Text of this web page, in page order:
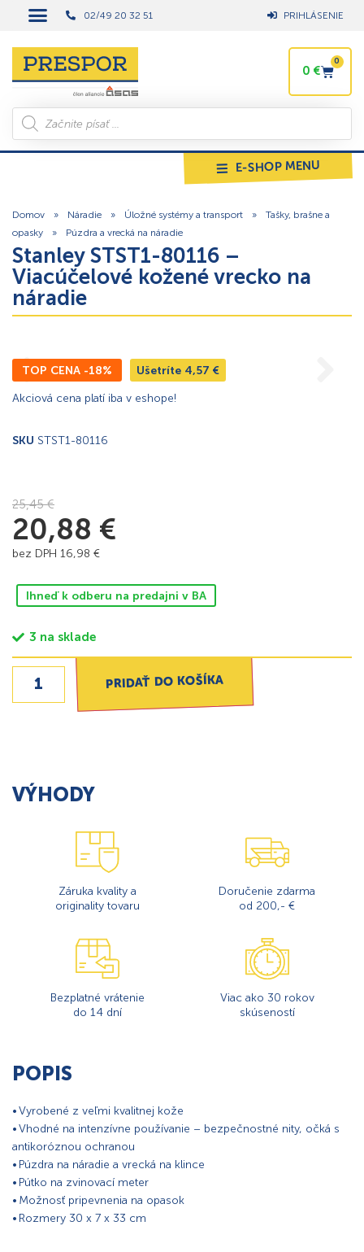
02/49 20 32 51 PRIHLÁSENIE
0 €
0
E-SHOP MENU
Domov » Náradie » Úložné systémy a transport »
Tašky, brašne a
opasky
» Púzdra a vrecká na náradie
Stanley STST1-80116 –
Viacúčelové kožené vrecko na
náradie
TOP CENA -18% Ušetríte 4,57 €
Akciová cena platí iba v eshope!
SKU STST1-80116
25,45€
20,88 €
bez DPH 16,98 €
Ihneď k odberu na predajni v BA
3 na sklade
PRIDAŤ DO KOŠÍKA
VÝHODY
Záruka kvality a
originality tovaru
Doručenie zdarma
od 200,- €
Bezplatné vrátenie
do 14 dní
Viac ako 30 rokov
skúseností
POPIS
• Vyrobené z veľmi kvalitnej kože
• Vhodné na intenzívne používanie – bezpečnostné nity, očká s
antikoróznou ochranou
• Púzdra na náradie a vrecká na klince
• Pútko na zvinovací meter
• Možnosť pripevnenia na opasok
• Rozmery 30 x 7 x 33 cm